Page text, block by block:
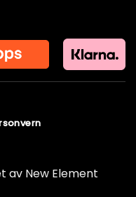
av New Element